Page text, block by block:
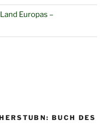
Europas –
BUCH DES